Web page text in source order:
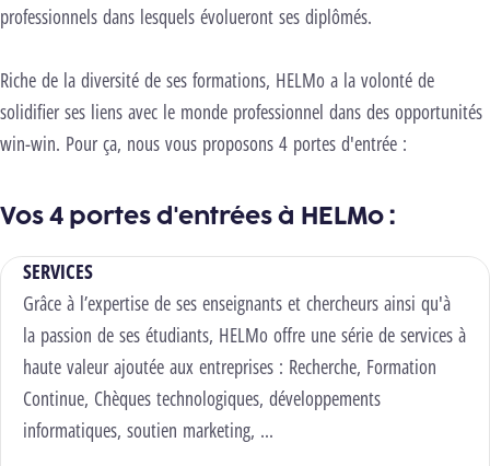
Lancer la vidéo
professionnels dans lesquels évolueront ses diplômés.
Riche de la diversité de ses formations, HELMo a la volonté de
solidifier ses liens avec le monde professionnel dans des opportunités
win-win. Pour ça, nous vous proposons 4 portes d'entrée :
Vos 4 portes d'entrées à HELMo :
SERVICES
Grâce à l’expertise de ses enseignants et chercheurs ainsi qu'à
la passion de ses étudiants, HELMo offre une série de services à
haute valeur ajoutée aux entreprises : Recherche, Formation
Continue, Chèques technologiques, développements
informatiques, soutien marketing, ...